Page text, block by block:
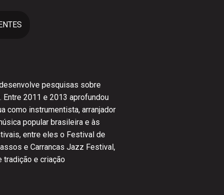
pesquisas sobre
2011 e 2013 aprofundou
como instrumentista, arranjador
popular brasileira e às
entre eles o Festival de
e Carrancas Jazz Festival,
tradição e criação